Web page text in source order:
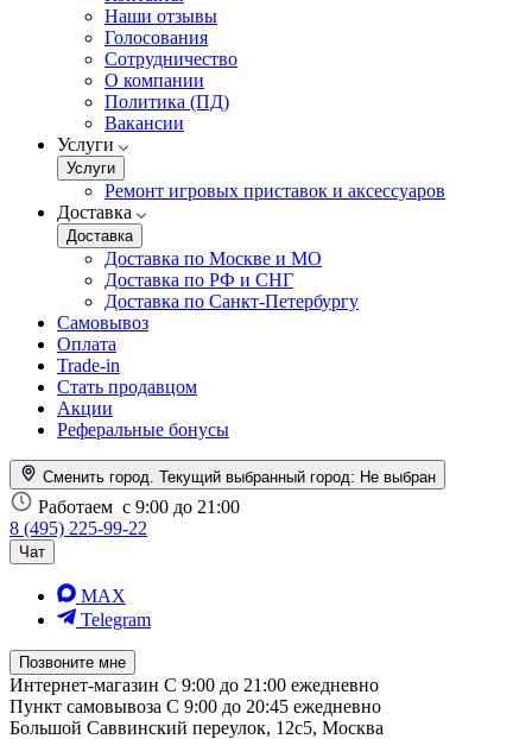
Наши отзывы
Голосования
Сотрудничество
О компании
Политика (ПД)
Вакансии
Услуги
Услуги
Ремонт игровых приставок и аксессуаров
Доставка
Доставка
Доставка по Москве и МО
Доставка по РФ и СНГ
Доставка по Санкт-Петербургу
Самовывоз
Оплата
Trade-in
Стать продавцом
Акции
Реферальные бонусы
Сменить город. Текущий выбранный город: Не выбран
Работаем с 9:00 до 21:00
8 (495) 225-99-22
Чат
MAX
Telegram
Позвоните мне
Интернет-магазин С 9:00 до 21:00 ежедневно
Пункт самовывоза С 9:00 до 20:45 ежедневно
Большой Саввинский переулок, 12с5, Москва